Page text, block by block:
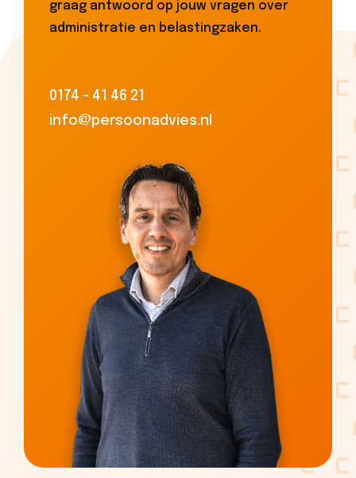
graag antwoord op jouw vragen over
administratie en belastingzaken.
0174 - 41 46 21
info@persoonadvies.nl